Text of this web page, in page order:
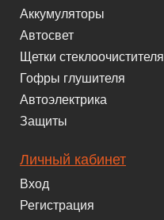
Аккумуляторы
Автосвет
Щетки стеклоочистителя
Гофры глушителя
Автоэлектрика
Защиты
Личный кабинет
Вход
Регистрация